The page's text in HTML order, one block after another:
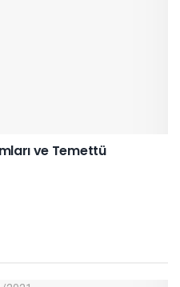
ve Temettü